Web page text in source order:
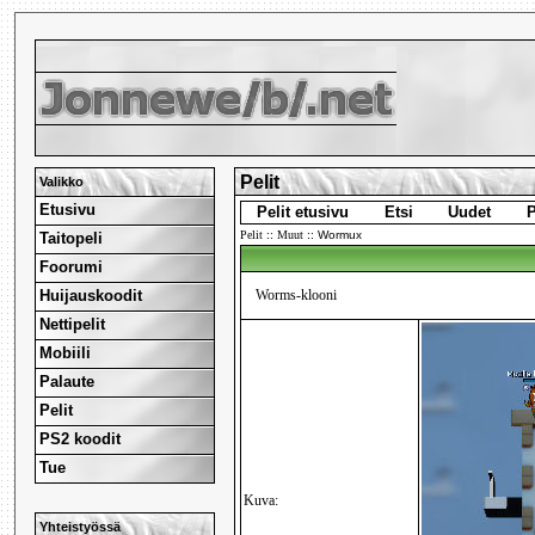
Valikko
Etusivu
Taitopeli
Foorumi
Huijauskoodit
Nettipelit
Mobiili
Palaute
Pelit
PS2 koodit
Tue
Yhteistyössä
Pelit
Pelit etusivu Etsi Uudet
Pelit ::Muut ::Wormux
Worms-klooni
Kuva: